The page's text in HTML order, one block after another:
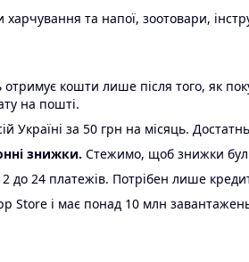
та напої, зоотовари,
кошти лише після того, як
на пошті.
за 50 грн на місяць.
знижки. Стежимо, щоб знижки
2 до 24 платежів. Потрібен лише
Store і має понад 10 млн